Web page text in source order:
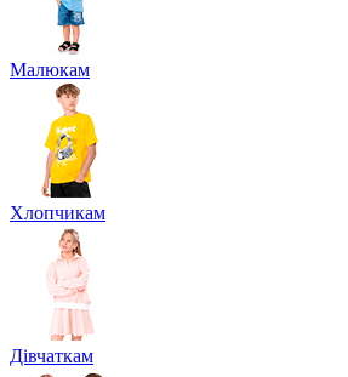
Малюкам
Хлопчикам
Дівчаткам